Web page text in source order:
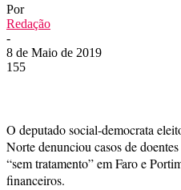
Por
Redação
-
8 de Maio de 2019
155
O deputado social-democrata
Norte denunciou casos de
“sem tratamento” em Faro e
financeiros.